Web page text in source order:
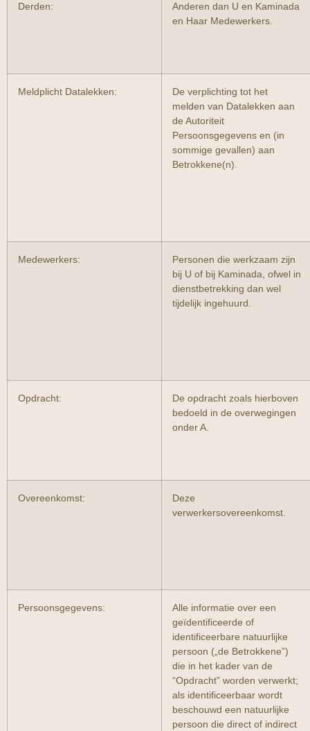
Derden:
Anderen dan U en Kaminada
en Haar Medewerkers.
Meldplicht Datalekken:
De verplichting tot het
melden van Datalekken aan
de Autoriteit
Persoonsgegevens en (in
sommige gevallen) aan
Betrokkene(n).
Medewerkers:
Personen die werkzaam zijn
bij U of bij Kaminada, ofwel in
dienstbetrekking dan wel
tijdelijk ingehuurd.
Opdracht:
De opdracht zoals hierboven
bedoeld in de overwegingen
onder A.
Overeenkomst:
Deze
verwerkersovereenkomst.
Persoonsgegevens:
Alle informatie over een
geïdentificeerde of
identificeerbare natuurlijke
persoon („de Betrokkene”)
die in het kader van de
“Opdracht” worden verwerkt;
als identificeerbaar wordt
beschouwd een natuurlijke
persoon die direct of indirect